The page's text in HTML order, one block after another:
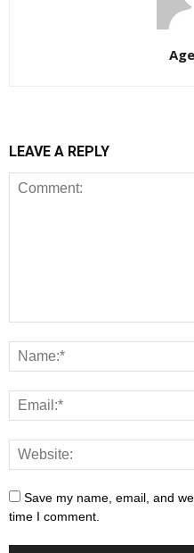
LEAVE A REPLY
Save my name, email, and
time I comment.